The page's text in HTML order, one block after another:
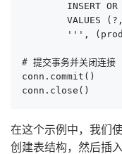
INSERT OR
VALUES
''',
# 提交事务并关闭连接
conn.commit()
conn.close()
在这个示例中，我们
创建表结构，然后插